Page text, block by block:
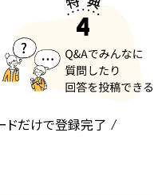
ドだけで登録完了